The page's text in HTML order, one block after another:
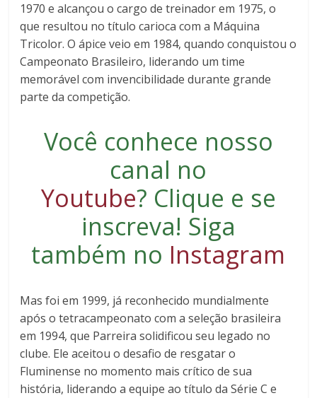
1970 e alcançou o cargo de treinador em 1975, o
que resultou no título carioca com a Máquina
Tricolor. O ápice veio em 1984, quando conquistou o
Campeonato Brasileiro, liderando um time
memorável com invencibilidade durante grande
parte da competição.
Você conhece nosso
canal no
Youtube? Clique e se
inscreva! Siga
também no Instagram
Mas foi em 1999, já reconhecido mundialmente
após o tetracampeonato com a seleção brasileira
em 1994, que Parreira solidificou seu legado no
clube. Ele aceitou o desafio de resgatar o
Fluminense no momento mais crítico de sua
história, liderando a equipe ao título da Série C e